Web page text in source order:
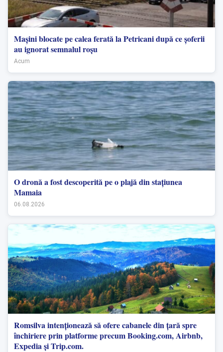
Mașini blocate pe calea ferată la Petricani după ce șoferii
au ignorat semnalul roșu
Acum
O dronă a fost descoperită pe o plajă din stațiunea
Mamaia
06.08.2026
Romsilva intenționează să ofere cabanele din țară spre
închiriere prin platforme precum Booking.com, Airbnb,
Expedia și Trip.com.